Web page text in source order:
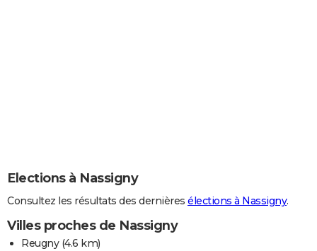
Elections à Nassigny
Consultez les résultats des dernières élections à Nassigny.
Villes proches de Nassigny
Reugny(4.6 km)